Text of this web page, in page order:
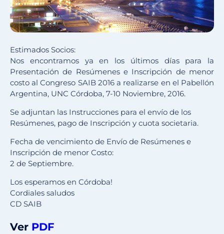
Estimados Socios:
Nos encontramos ya en los últimos días para la
Presentación de Resúmenes e Inscripción de menor
costo al Congreso SAIB 2016 a realizarse en el Pabellón
Argentina, UNC Córdoba, 7-10 Noviembre, 2016.
Se adjuntan las Instrucciones para el envío de los
Resúmenes, pago de Inscripción y cuota societaria.
Fecha de vencimiento de Envío de Resúmenes e
Inscripción de menor Costo:
2 de Septiembre.
Los esperamos en Córdoba!
Cordiales saludos
CD SAIB
Ver PDF